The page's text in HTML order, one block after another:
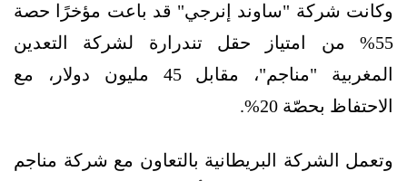
وكانت شركة "ساوند إنرجي" قد باعت مؤخرًا حصة
55% من امتياز حقل تندرارة لشركة التعدين
المغربية "مناجم"، مقابل 45 مليون دولار، مع
الاحتفاظ بحصّة 20%.
وتعمل الشركة البريطانية بالتعاون مع شركة مناجم